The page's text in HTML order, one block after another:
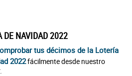
DE NAVIDAD 2022
tus décimos de la Lotería
2022fácilmente desde nuestro